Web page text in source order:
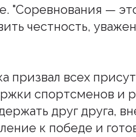
"Соревнования —
честность,
призвал всех
спортсменов и
друг друга,
к победе и